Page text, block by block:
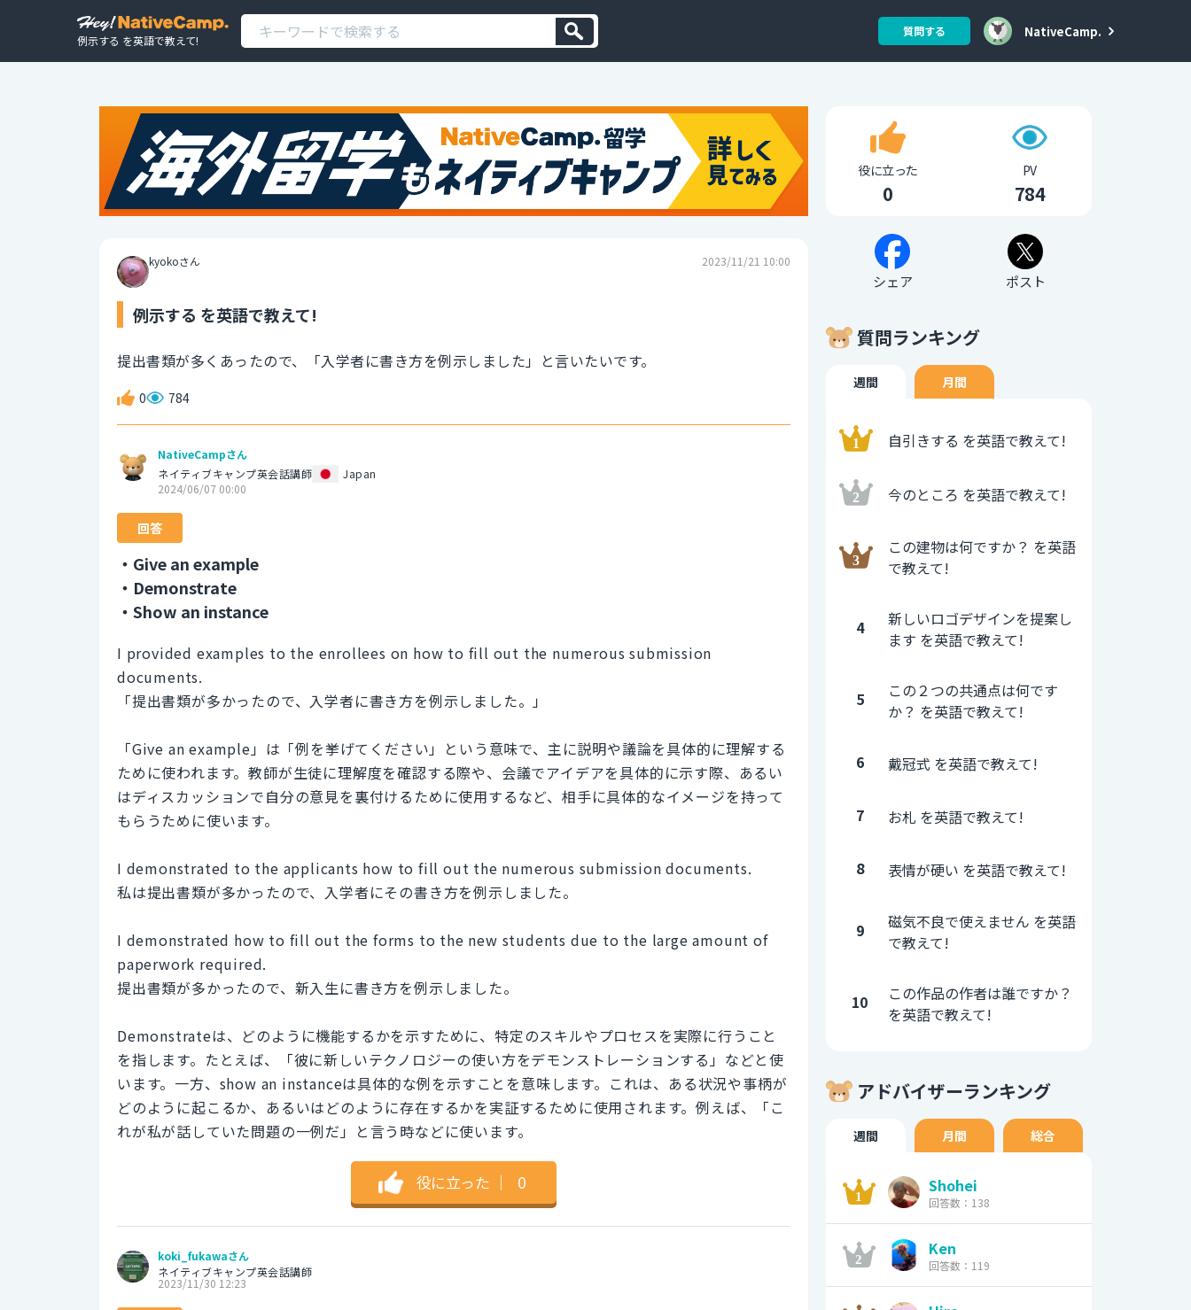
例示する を英語で教えて!
質問する NativeCamp.
kyokoさん 2023/11/21 10:00
例示する を英語で教えて!
提出書類が多くあったので、「入学者に書き方を例示しました」と言いたいです。
0 784
NativeCampさん
ネイティブキャンプ英会話講師
Japan
2024/06/07 00:00
回答
・Give an example
・Demonstrate
・Show an instance
I provided examples to the enrollees on how to fill out the numerous submission
documents.
「提出書類が多かったので、入学者に書き方を例示しました。」
「Give an example」は「例を挙げてください」という意味で、主に説明や議論を具体的に理解する
ために使われます。教師が生徒に理解度を確認する際や、会議でアイデアを具体的に示す際、あるい
はディスカッションで自分の意見を裏付けるために使用するなど、相手に具体的なイメージを持って
もらうために使います。
I demonstrated to the applicants how to fill out the numerous submission documents.
私は提出書類が多かったので、入学者にその書き方を例示しました。
I demonstrated how to fill out the forms to the new students due to the large amount of
paperwork required.
提出書類が多かったので、新入生に書き方を例示しました。
Demonstrateは、どのように機能するかを示すために、特定のスキルやプロセスを実際に行うこと
を指します。たとえば、「彼に新しいテクノロジーの使い方をデモンストレーションする」などと使
います。一方、show an instanceは具体的な例を示すことを意味します。これは、ある状況や事柄が
どのように起こるか、あるいはどのように存在するかを実証するために使用されます。例えば、「こ
れが私が話していた問題の一例だ」と言う時などに使います。
役に立った ｜ 0
koki_fukawaさん
ネイティブキャンプ英会話講師
2023/11/30 12:23
役に立った
0
PV
784
シェア ポスト
質問ランキング
週間 月間
自引きする を英語で教えて!
今のところ を英語で教えて!
この建物は何ですか？ を英語
で教えて!
4
新しいロゴデザインを提案し
ます を英語で教えて!
5
この２つの共通点は何です
か？ を英語で教えて!
6 戴冠式 を英語で教えて!
7 お札 を英語で教えて!
8 表情が硬い を英語で教えて!
9
磁気不良で使えません を英語
で教えて!
10
この作品の作者は誰ですか？
を英語で教えて!
アドバイザーランキング
週間 月間 総合
Shohei
回答数：138
Ken
回答数：119